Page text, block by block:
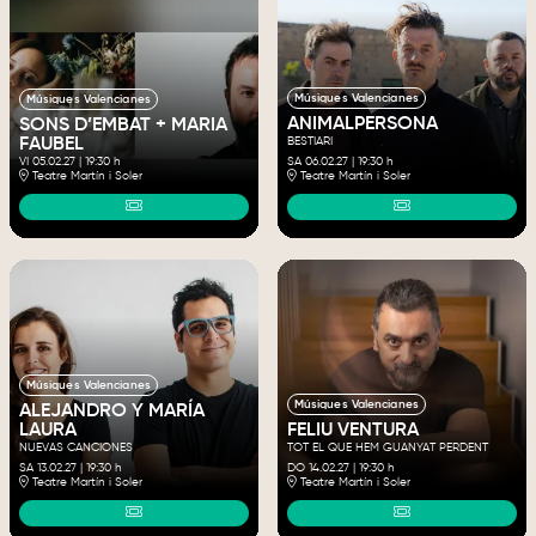
Músiques Valencianes
SONS D’EMBAT + MARIA
FAUBEL
VI 05.02.27| 19:30 h
Teatre Martín i Soler
Músiques Valencianes
ANIMALPERSONA
BESTIARI
SA 06.02.27| 19:30 h
Teatre Martín i Soler
Músiques Valencianes
ALEJANDRO Y MARÍA
LAURA
NUEVAS CANCIONES
SA 13.02.27| 19:30 h
Teatre Martín i Soler
Músiques Valencianes
FELIU VENTURA
TOT EL QUE HEM GUANYAT PERDENT
DO 14.02.27| 19:30 h
Teatre Martín i Soler